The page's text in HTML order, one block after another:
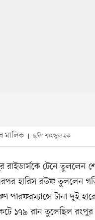
মালিক ছবি: শামসুল হক
রাইডার্সকে টেনে
হারিস রউফ তুললেন
পারফরম্যান্সে টানা দুই
১৭৯ রান তুলেছিল